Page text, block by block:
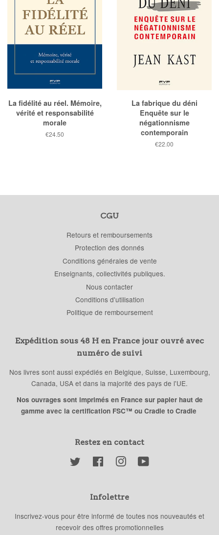
La fidélité au réel. Mémoire,
vérité et responsabilité
morale
Prix
€24.50
La fabrique du déni
Enquête sur le
négationnisme
contemporain
Prix
€22.00
CGU
Retours et remboursements
Protection des donnés
Conditions générales de vente
Enseignants, collectivités publiques.
Nous contacter
Conditions d'utilisation
Politique de remboursement
Expédition sous 48 H en France jour ouvré avec
numéro de suivi
Nos livres sont aussi expédiés en Belgique, Suisse, Luxembourg,
Canada, USA et dans la majorité des pays de l'UE.
Nos ouvrages sont imprimés en France sur papier haut de
gamme avec la certification FSC™ ou Cradle to Cradle
Restez en contact
Twitter Facebook Instagram
Infolettre
Inscrivez-vous pour être informé de toutes nos nouveautés et
recevoir des offres promotionnelles